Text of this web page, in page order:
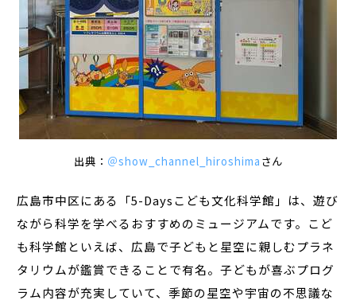
出典： ＠show_channel_hiroshima さん
広島市中区にある「5-Daysこども文化科学館」は、遊び
ながら科学を学べるおすすめのミュージアムです。こど
も科学館といえば、広島で子どもと星空に親しむプラネ
タリウムが鑑賞できることで有名。子どもが喜ぶプログ
ラム内容が充実していて、季節の星空や宇宙の不思議な